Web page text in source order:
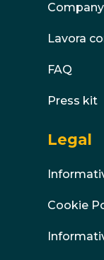
Lavora
FAQ
Press kit
Legal
Cookie